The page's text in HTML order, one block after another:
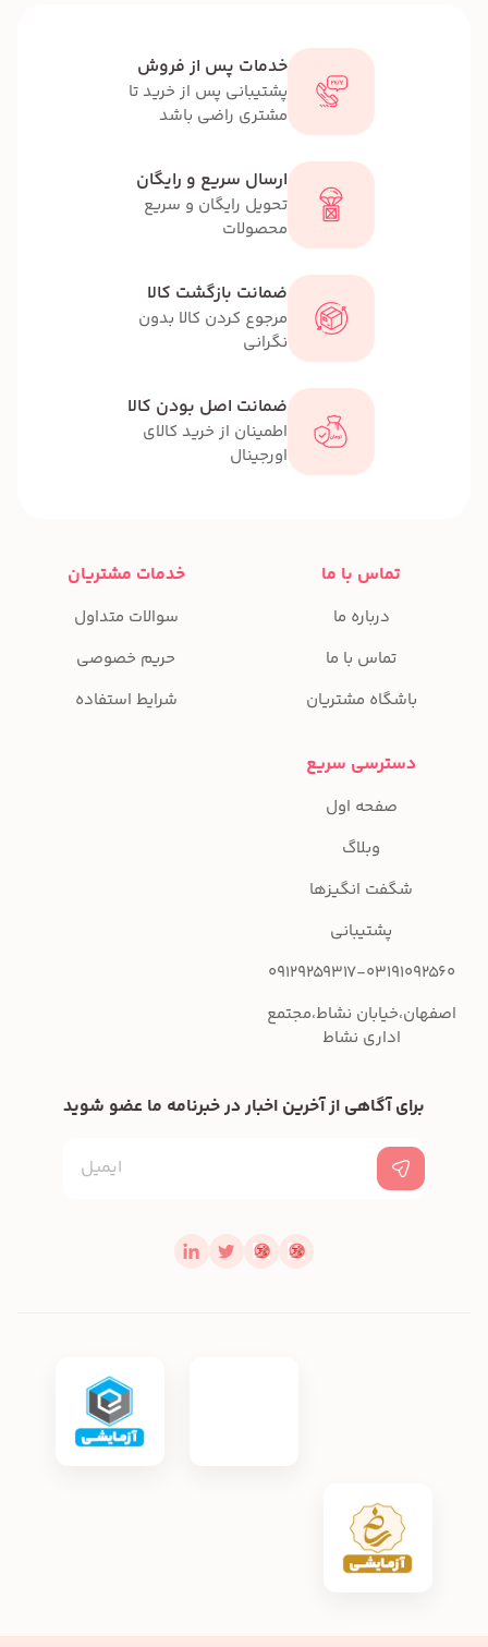
خدمات پس از فروش
پشتیبانی پس از خرید تا
مشتری راضی باشد
ارسال سریع و رایگان
تحویل رایگان و سریع
محصولات
ضمانت بازگشت کالا
مرجوع کردن کالا بدون
نگرانی
ضمانت اصل بودن کالا
اطمینان از خرید کالای
اورجینال
تماس با ما
درباره ما
تماس با ما
باشگاه مشتریان
خدمات مشتریان
سوالات متداول
حریم خصوصی
شرایط استفاده
دسترسی سریع
صفحه اول
وبلاگ
شگفت انگیزها
پشتیبانی
09129259317-03191092560
اصفهان،خیابان نشاط،مجتمع
اداری نشاط
برای آگاهی از آخرین اخبار در خبرنامه ما عضو شوید